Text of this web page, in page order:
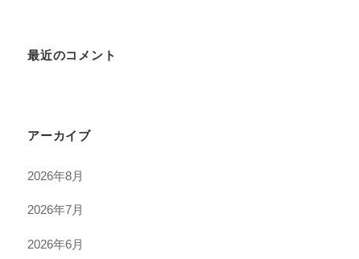
最近のコメント
アーカイブ
2026年8月
2026年7月
2026年6月